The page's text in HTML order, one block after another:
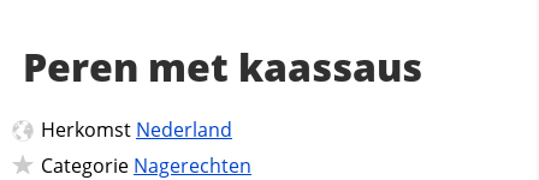
Peren met kaassaus
Herkomst Nederland
Categorie Nagerechten